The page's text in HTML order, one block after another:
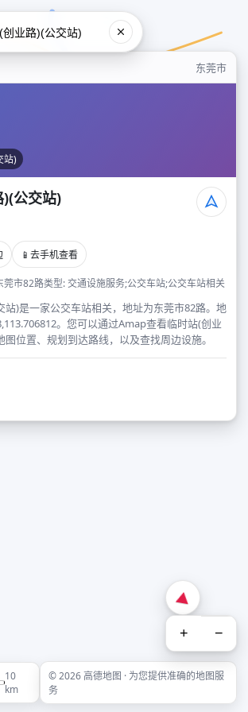
东莞市
站)
公交站)
📱 去手机查看
莞市82路类型: 交通设施服务;公交车站;公交车站相关
站)是一家公交车站相关，地址为东莞市82路。地
。您可以通过Amap查看临时站(创业
图位置、规划到达路线，以及查找周边设施。
+ −
10
km
© 2026 高德地图 · 为您提供准确的地图服
务